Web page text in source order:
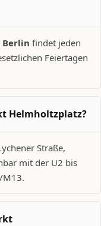
Berlin findet jeden
Feiertagen
Helmholtzplatz?
Straße,
mit der U2 bis
M13.